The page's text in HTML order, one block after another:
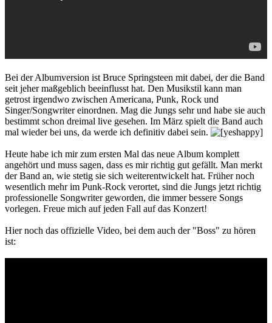
Bei der Albumversion ist Bruce Springsteen mit dabei, der die Band
seit jeher maßgeblich beeinflusst hat. Den Musikstil kann man
getrost irgendwo zwischen Americana, Punk, Rock und
Singer/Songwriter einordnen. Mag die Jungs sehr und habe sie auch
bestimmt schon dreimal live gesehen. Im März spielt die Band auch
mal wieder bei uns, da werde ich definitiv dabei sein.
Heute habe ich mir zum ersten Mal das neue Album komplett
angehört und muss sagen, dass es mir richtig gut gefällt. Man merkt
der Band an, wie stetig sie sich weiterentwickelt hat. Früher noch
wesentlich mehr im Punk-Rock verortet, sind die Jungs jetzt richtig
professionelle Songwriter geworden, die immer bessere Songs
vorlegen. Freue mich auf jeden Fall auf das Konzert!
Hier noch das offizielle Video, bei dem auch der "Boss" zu hören
ist: